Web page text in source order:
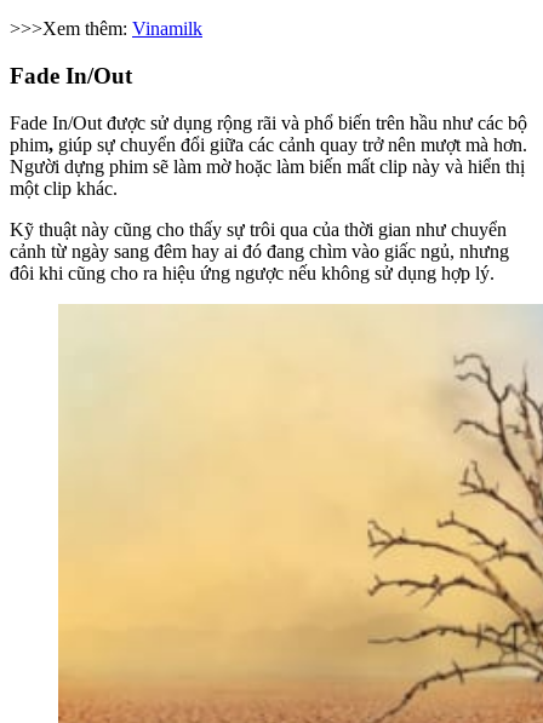
>>>Xem thêm: Vinamilk
Fade In/Out
Fade In/Out được sử dụng rộng rãi và phổ biến trên hầu như các bộ
phim, giúp sự chuyển đổi giữa các cảnh quay trở nên mượt mà hơn.
Người dựng phim sẽ làm mờ hoặc làm biến mất clip này và hiển thị
một clip khác.
Kỹ thuật này cũng cho thấy sự trôi qua của thời gian như chuyển
cảnh từ ngày sang đêm hay ai đó đang chìm vào giấc ngủ, nhưng
đôi khi cũng cho ra hiệu ứng ngược nếu không sử dụng hợp lý.